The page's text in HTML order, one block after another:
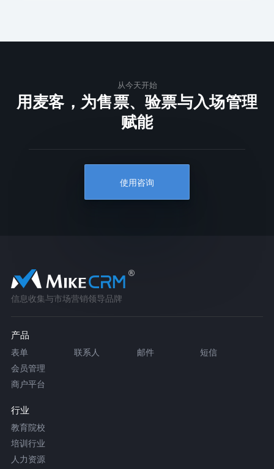
从今天开始
用麦客，为售票、验票与入场管理
赋能
使用咨询
信息收集与市场营销领导品牌
产品
表单 联系人 邮件
短信
会员管理
商户平台
行业
教育院校
培训行业
人力资源